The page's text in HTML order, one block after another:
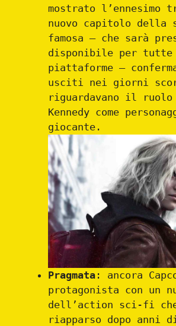
mostrato l’ennesimo
nuovo capitolo della
famosa – che sarà
disponibile per
piattaforme –
usciti nei giorni
riguardavano il ruolo
Kennedy come
giocante.
Pragmata : ancora
protagonista con un
dell’action sci-fi
riapparso dopo anni